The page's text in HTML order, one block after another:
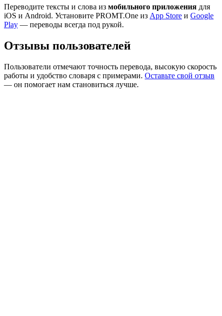
Переводите тексты и слова из мобильного приложения для
iOS и Android. Установите PROMT.One из App Store и Google
Play — переводы всегда под рукой.
Отзывы пользователей
Пользователи отмечают точность перевода, высокую скорость
работы и удобство словаря с примерами. Оставьте свой отзыв
— он помогает нам становиться лучше.